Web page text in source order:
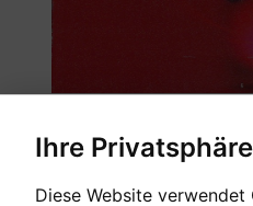
Ihre
Diese Website